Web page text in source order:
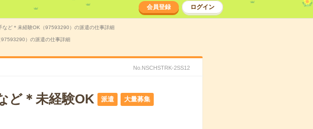
会員登録 ログイン
など＊未経験OK（97593290）の派遣の仕事詳細
）の派遣の仕事詳細
No.NSCHSTRK-2SS12
ど＊未経験OK 派遣 大量募集